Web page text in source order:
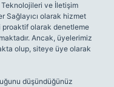
Teknolojileri ve İletişim
Sağlayıcı olarak hizmet
olarak denetleme
Ancak, üyelerimiz
olup, siteye üye olarak
düşündüğünüz